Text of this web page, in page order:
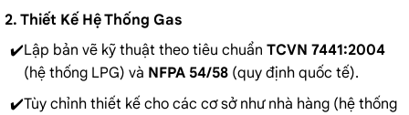
2. Thiết Kế Hệ Thống Gas
Lập bản vẽ kỹ thuật theo tiêu chuẩn TCVN 7441:2004
(hệ thống LPG) và NFPA 54/58(quy định quốc tế).
Tùy chỉnh thiết kế cho các cơ sở như nhà hàng (hệ thống